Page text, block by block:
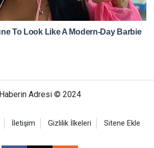
Haberin Adresi © 2024
İletişim Gizlilik İlkeleri Sitene Ekle